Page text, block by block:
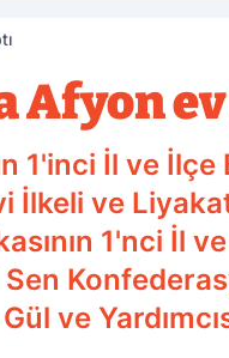
Afyon
1'inci İl ve İlçe
ve
1'nci İl
ve